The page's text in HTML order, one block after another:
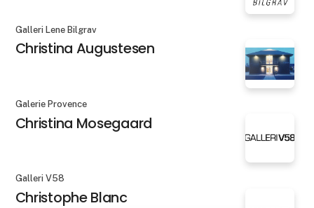
Galleri Lene Bilgrav
Christina Augustesen
Galerie Provence
Christina Mosegaard
Galleri V58
Christophe Blanc